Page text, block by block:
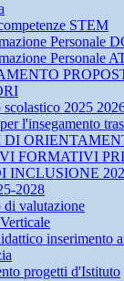
STEM
Personale
Personale
scolastico 2025
l'insegamento
FORMATIVI
INCLUSIONE
2028
di valutazione
inserimento
progetti d'Istituto